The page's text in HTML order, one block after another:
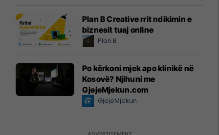
Plan B Creative rrit ndikimin e
biznesit tuaj online
Plan B
Po kërkoni mjek apo klinikë në
Kosovë? Njihuni me
GjejeMjekun.com
GjejeMjekun